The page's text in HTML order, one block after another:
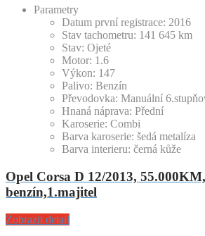
Parametry
Datum první registrace: 2016
Stav tachometru: 141 645 km
Stav: Ojeté
Motor: 1.6
Výkon: 147
Palivo: Benzín
Převodovka: Manuální
Hnaná náprava: Přední
Karoserie: Combi
Barva karoserie: šedá metalíza
Barva interieru: černá kůže
Opel Corsa D 12/2013,
benzín,1.majitel
Zobrazit detail